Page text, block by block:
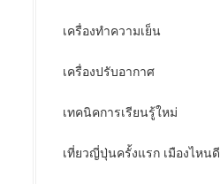
เครื่องทำความเย็น
เครื่องปรับอากาศ
เทคนิคการเรียนรู้ใหม่
เที่ยวญี่ปุ่นครั้งแรก เมืองไหนดี